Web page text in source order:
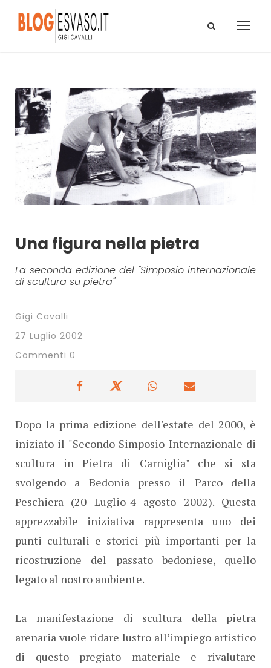
Una figura nella pietra
La seconda edizione del "Simposio internazionale
di scultura su pietra"
Gigi Cavalli
27 Luglio 2002
Commenti 0
Dopo la prima edizione dell'estate del 2000, è
iniziato il "Secondo Simposio Internazionale di
scultura in Pietra di Carniglia" che si sta
svolgendo a Bedonia presso il Parco della
Peschiera (20 Luglio-4 agosto 2002). Questa
apprezzabile iniziativa rappresenta uno dei
punti culturali e storici più importanti per la
ricostruzione del passato bedoniese, quello
legato al nostro ambiente.
La manifestazione di scultura della pietra
arenaria vuole ridare lustro all’impiego artistico
di questo pregiato materiale e rivalutare